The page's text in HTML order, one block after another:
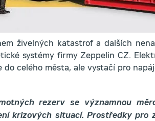
živelných katastrof a dalších
systémy firmy Zeppelin CZ.
do celého města, ale vystačí pro
rezerv se významnou
krizových situací. Prostředky pro